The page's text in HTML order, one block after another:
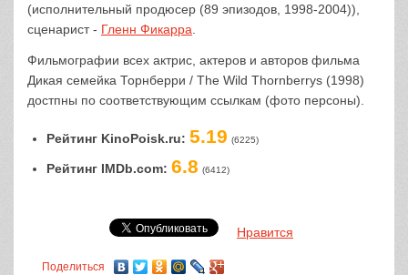
(исполнительный продюсер (89 эпизодов, 1998-2004)),
сценарист - Гленн Фикарра
Фильмографии всех актрис, актеров и авторов фильма
Дикая семейка Торнберри / The Wild Thornberrys (1998)
достпны по соответствующим ссылкам (фото персоны).
Рейтинг KinoPoisk.ru: 5.19 (6225)
Рейтинг IMDb.com: 6.8 (6412)
Нравится
Поделиться